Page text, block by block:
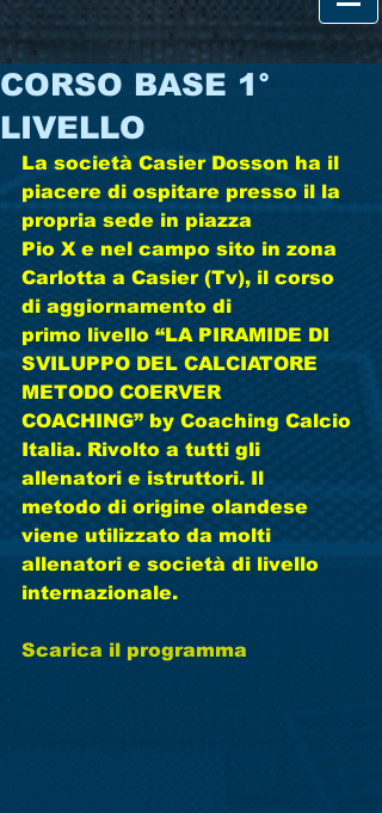
CORSO BASE 1°
LIVELLO
La società Casier Dosson ha il
piacere di ospitare presso il la
propria sede in piazza
Pio X e nel campo sito in zona
Carlotta a Casier (Tv), il corso
di aggiornamento di
primo livello “LA PIRAMIDE DI
SVILUPPO DEL CALCIATORE
METODO COERVER
COACHING” by Coaching Calcio
Italia. Rivolto a tutti gli
allenatori e istruttori. Il
metodo di origine olandese
viene utilizzato da molti
allenatori e società di livello
internazionale.
Scarica il programma